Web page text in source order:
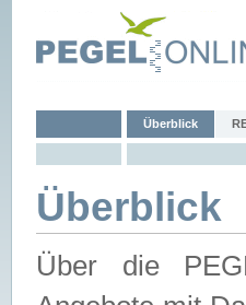
Überblick
Überblick
Über die